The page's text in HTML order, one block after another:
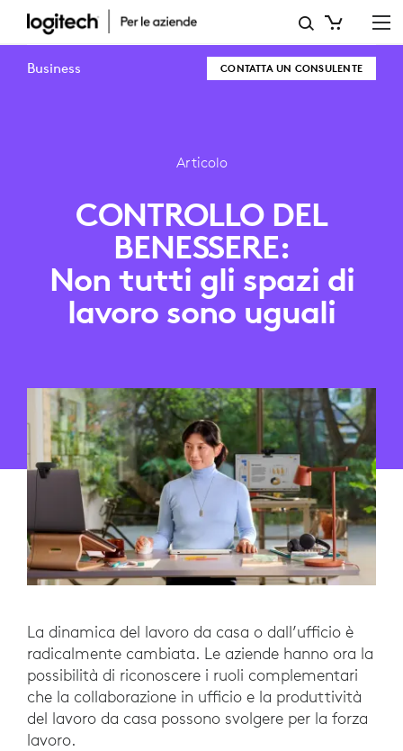
CONTROLLO
DEL
SPAZI
LAVORO
SONO
Business CONTATTA UN CONSULENTE
Articolo
CONTROLLO DEL
BENESSERE:
Non tutti gli spazi di
lavoro sono uguali
La dinamica del lavoro da casa o dall’ufficio è
radicalmente cambiata. Le aziende hanno ora la
possibilità di riconoscere i ruoli complementari
che la collaborazione in ufficio e la produttività
del lavoro da casa possono svolgere per la forza
lavoro.